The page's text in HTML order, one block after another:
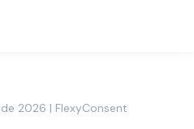
2026 | FlexyConsent